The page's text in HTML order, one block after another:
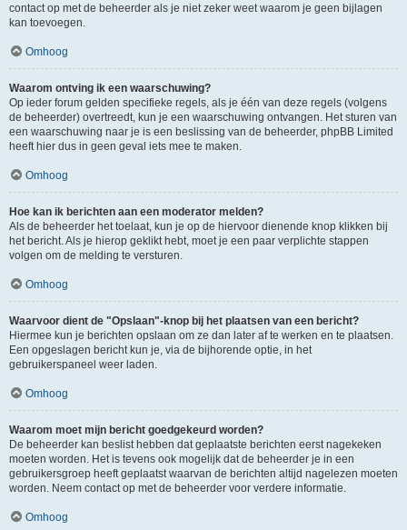
contact op met de beheerder als je niet zeker weet waarom je geen bijlagen
kan toevoegen.
Omhoog
Waarom ontving ik een waarschuwing?
Op ieder forum gelden specifieke regels, als je één van deze regels (volgens
de beheerder) overtreedt, kun je een waarschuwing ontvangen. Het sturen van
een waarschuwing naar je is een beslissing van de beheerder, phpBB Limited
heeft hier dus in geen geval iets mee te maken.
Omhoog
Hoe kan ik berichten aan een moderator melden?
Als de beheerder het toelaat, kun je op de hiervoor dienende knop klikken bij
het bericht. Als je hierop geklikt hebt, moet je een paar verplichte stappen
volgen om de melding te versturen.
Omhoog
Waarvoor dient de "Opslaan"-knop bij het plaatsen van een bericht?
Hiermee kun je berichten opslaan om ze dan later af te werken en te plaatsen.
Een opgeslagen bericht kun je, via de bijhorende optie, in het
gebruikerspaneel weer laden.
Omhoog
Waarom moet mijn bericht goedgekeurd worden?
De beheerder kan beslist hebben dat geplaatste berichten eerst nagekeken
moeten worden. Het is tevens ook mogelijk dat de beheerder je in een
gebruikersgroep heeft geplaatst waarvan de berichten altijd nagelezen moeten
worden. Neem contact op met de beheerder voor verdere informatie.
Omhoog